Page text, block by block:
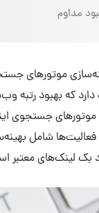
مداوم
موتورهای
دارد که بهبود رتبه
جستجوی
شامل
بک لینک‌های معتبر